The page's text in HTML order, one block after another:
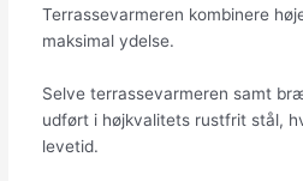
Terrassevarmeren kombinere
maksimal ydelse.
Selve terrassevarmeren samt
udført i højkvalitets rustfrit stål,
levetid.